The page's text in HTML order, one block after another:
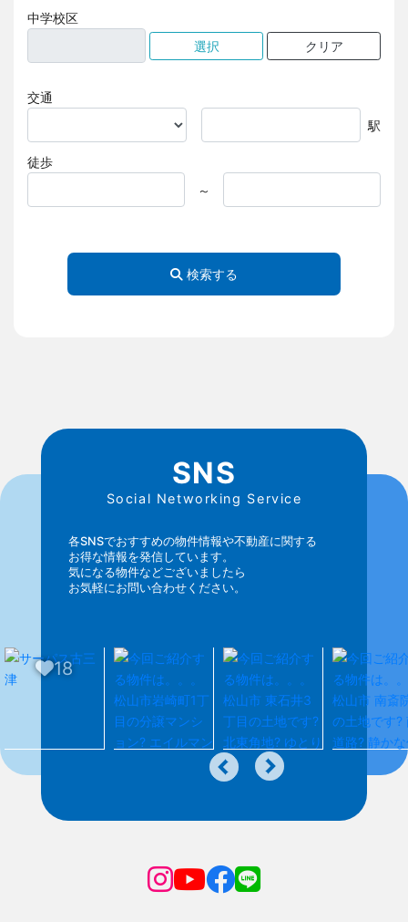
中学校区
交通
駅
徒歩
～
検索する
18
SNS
Social Networking Service
各SNSでおすすめの物件情報や不動産に関する
お得な情報を発信しています。
気になる物件などございましたら
お気軽にお問い合わせください。